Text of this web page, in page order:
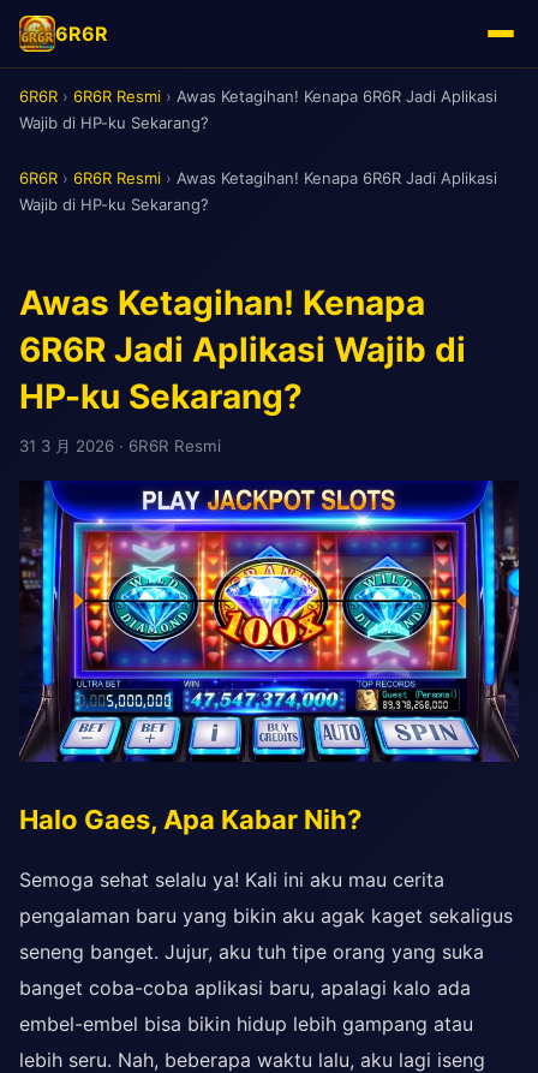
6R6R
6R6R › 6R6R Resmi › Awas Ketagihan! Kenapa 6R6R Jadi Aplikasi
Wajib di HP-ku Sekarang?
6R6R › 6R6R Resmi › Awas Ketagihan! Kenapa 6R6R Jadi Aplikasi
Wajib di HP-ku Sekarang?
Awas Ketagihan! Kenapa
6R6R Jadi Aplikasi Wajib di
HP-ku Sekarang?
31 3 月 2026 · 6R6R Resmi
Halo Gaes, Apa Kabar Nih?
Semoga sehat selalu ya! Kali ini aku mau cerita
pengalaman baru yang bikin aku agak kaget sekaligus
seneng banget. Jujur, aku tuh tipe orang yang suka
banget coba-coba aplikasi baru, apalagi kalo ada
embel-embel bisa bikin hidup lebih gampang atau
lebih seru. Nah, beberapa waktu lalu, aku lagi iseng